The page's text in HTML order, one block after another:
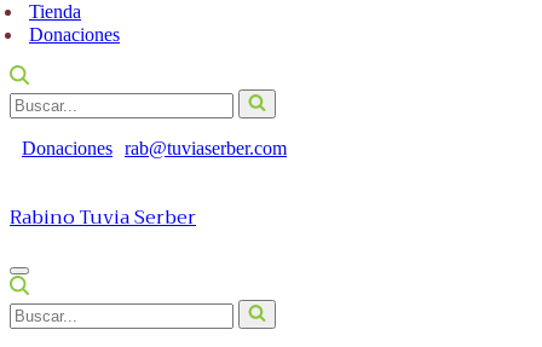
Tienda
Donaciones
Buscar...
Donaciones rab@tuviaserber.com
Rabino Tuvia Serber
Menú
de
navegación
Buscar...